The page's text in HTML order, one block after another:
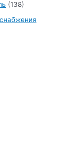
(138)